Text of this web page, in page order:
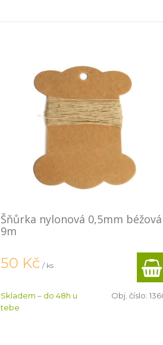
Šňůrka nylonová 0,5mm béžová
9m
50 Kč / ks
Skladem – do 48h u
tebe
Obj. číslo: